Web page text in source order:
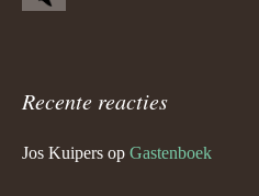
Recente reacties
Jos Kuipers op Gastenboek